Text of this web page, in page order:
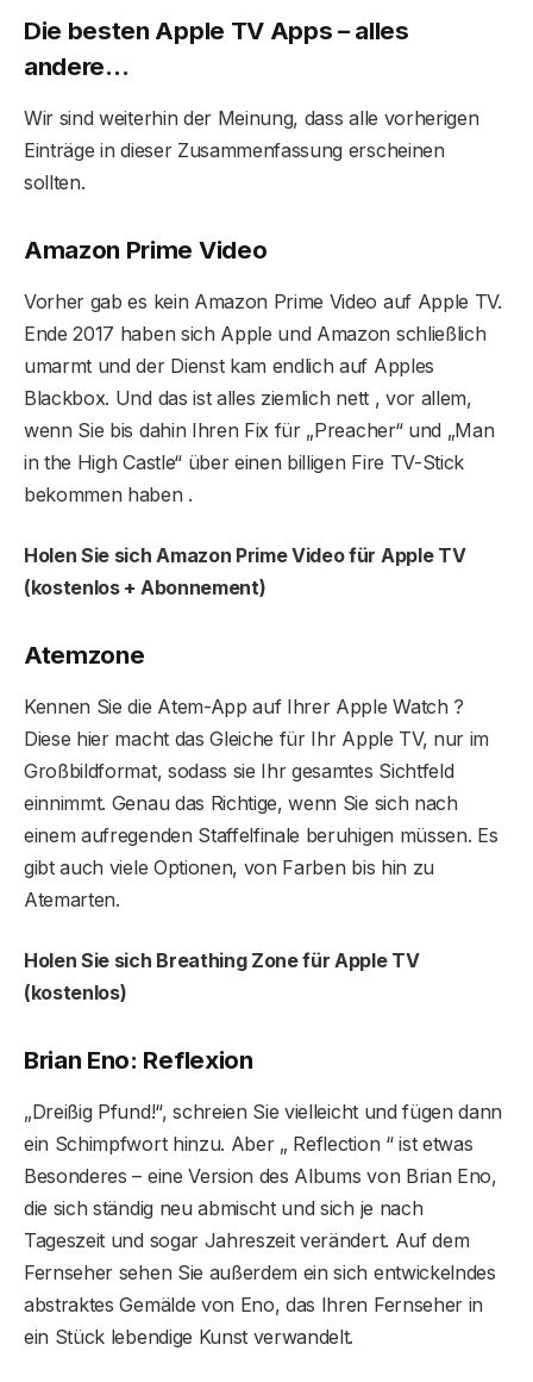
Die besten Apple TV Apps – alles
andere…
Wir sind weiterhin der Meinung, dass alle vorherigen
Einträge in dieser Zusammenfassung erscheinen
sollten.
Amazon Prime Video
Vorher gab es kein Amazon Prime Video auf Apple TV.
Ende 2017 haben sich Apple und Amazon schließlich
umarmt und der Dienst kam endlich auf Apples
Blackbox. Und das ist alles ziemlich nett , vor allem,
wenn Sie bis dahin Ihren Fix für „Preacher“ und „Man
in the High Castle“ über einen billigen Fire TV-Stick
bekommen haben .
Holen Sie sich Amazon Prime Video für Apple TV
(kostenlos + Abonnement)
Atemzone
Kennen Sie die Atem-App auf Ihrer Apple Watch ?
Diese hier macht das Gleiche für Ihr Apple TV, nur im
Großbildformat, sodass sie Ihr gesamtes Sichtfeld
einnimmt. Genau das Richtige, wenn Sie sich nach
einem aufregenden Staffelfinale beruhigen müssen. Es
gibt auch viele Optionen, von Farben bis hin zu
Atemarten.
Holen Sie sich Breathing Zone für Apple TV
(kostenlos)
Brian Eno: Reflexion
„Dreißig Pfund!“, schreien Sie vielleicht und fügen dann
ein Schimpfwort hinzu. Aber „ Reflection “ ist etwas
Besonderes – eine Version des Albums von Brian Eno,
die sich ständig neu abmischt und sich je nach
Tageszeit und sogar Jahreszeit verändert. Auf dem
Fernseher sehen Sie außerdem ein sich entwickelndes
abstraktes Gemälde von Eno, das Ihren Fernseher in
ein Stück lebendige Kunst verwandelt.